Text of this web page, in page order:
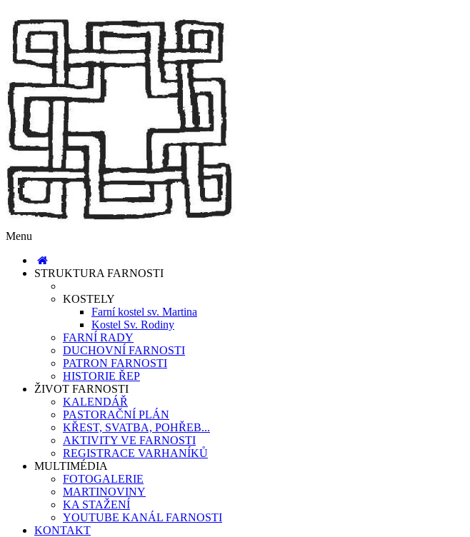
Menu
STRUKTURA FARNOSTI
KOSTELY
Farní kostel sv. Martina
Kostel Sv. Rodiny
FARNÍ RADY
DUCHOVNÍ FARNOSTI
PATRON FARNOSTI
HISTORIE ŘEP
ŽIVOT FARNOSTI
KALENDÁŘ
PASTORAČNÍ PLÁN
KŘEST, SVATBA, POHŘEB...
AKTIVITY VE FARNOSTI
REGISTRACE VARHANÍKŮ
MULTIMÉDIA
FOTOGALERIE
MARTINOVINY
KA STAŽENÍ
YOUTUBE KANÁL FARNOSTI
KONTAKT